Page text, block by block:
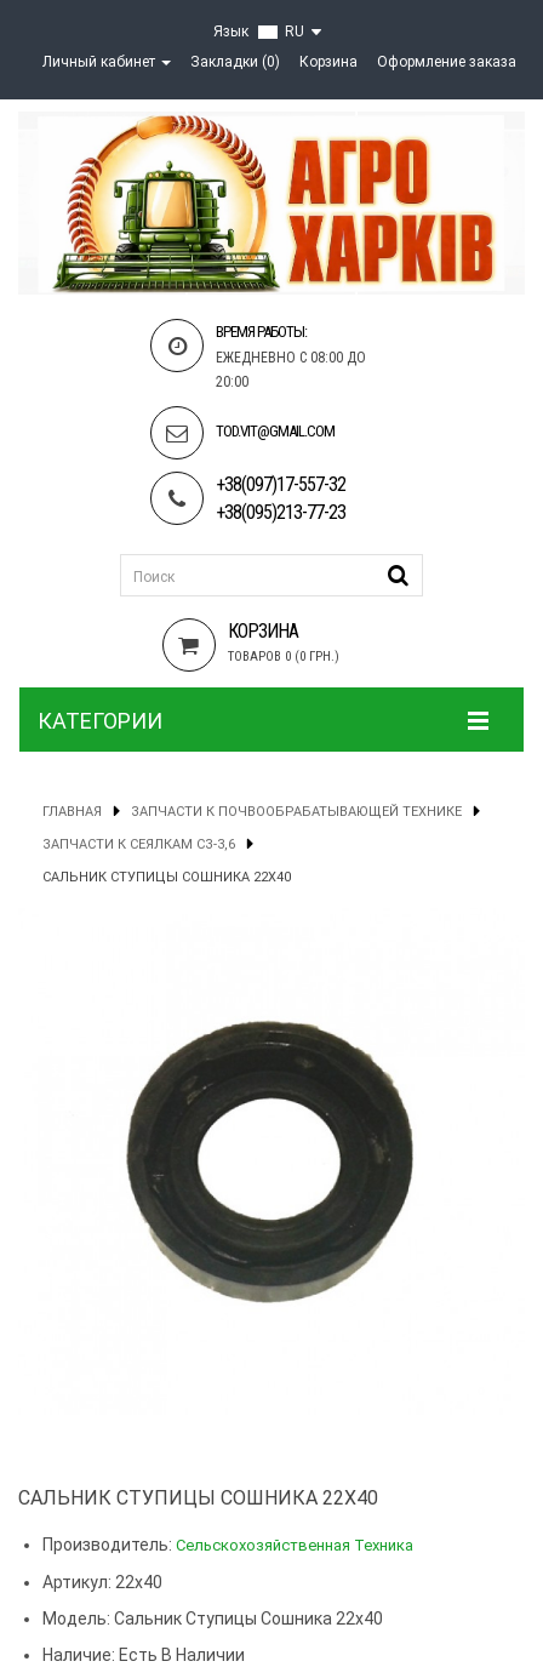
Язык
RU
Личный кабинет
Закладки (0) Корзина Оформление заказа
ВРЕМЯ РАБОТЫ:
ЕЖЕДНЕВНО С 08:00 ДО
20:00
TOD.VIT@GMAIL.COM
+38(097)17-557-32
+38(095)213-77-23
КОРЗИНА
ТОВАРОВ 0 (0 ГРН.)
КАТЕГОРИИ
ГЛАВНАЯ ЗАПЧАСТИ К ПОЧВООБРАБАТЫВАЮЩЕЙ ТЕХНИКЕ
ЗАПЧАСТИ К СЕЯЛКАМ СЗ-3,6
САЛЬНИК СТУПИЦЫ СОШНИКА 22Х40
САЛЬНИК СТУПИЦЫ СОШНИКА 22Х40
Производитель: Сельскохозяйственная Техника
Артикул: 22х40
Модель: Сальник Ступицы Сошника 22х40
Наличие: Есть В Наличии